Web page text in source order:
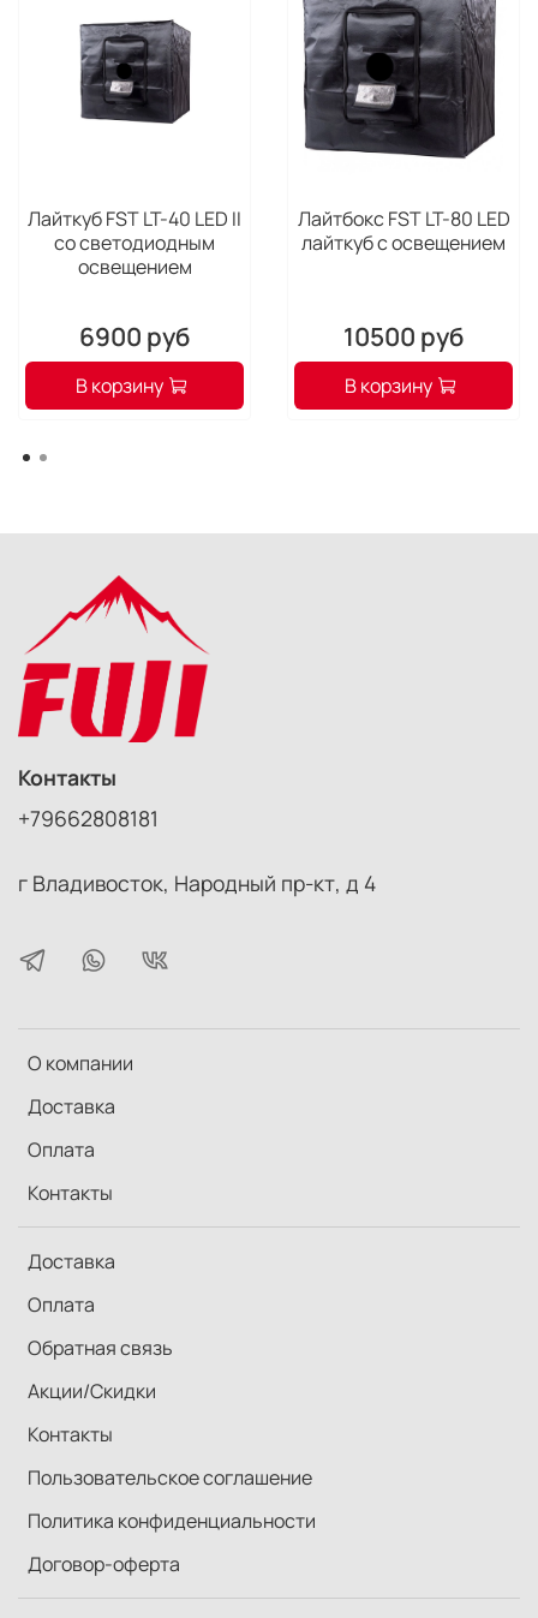
Лайткуб FST LT-40 LED II
со светодиодным
освещением
6900 руб
В корзину
Лайтбокс FST LT-80 LED
лайткуб с освещением
10500 руб
В корзину
О компании
Доставка
Оплата
Контакты
Доставка
Оплата
Обратная связь
Акции/Скидки
Контакты
Пользовательское соглашение
Политика конфиденциальности
Договор-оферта
Контакты
+79662808181
г Владивосток, Народный пр-кт, д 4